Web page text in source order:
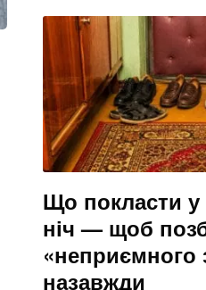
Що покласти у
ніч — щоб
«неприємного
назавжди